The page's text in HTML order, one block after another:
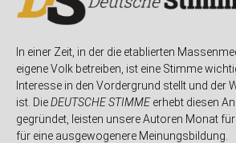
In einer Zeit, in der die etablierten
eigene Volk betreiben, ist eine Stimme
Interesse in den Vordergrund stellt und der
ist. DieDEUTSCHE STIMMEerhebt diesen
gegründet, leisten unsere Autoren Monat
für eine ausgewogenere Meinungsbildung.